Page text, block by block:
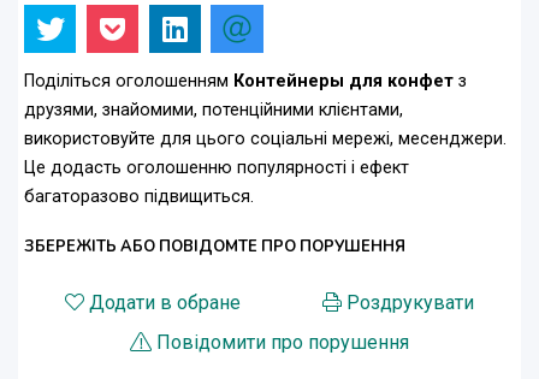
Поділіться оголошенням Контейнеры для конфет з
друзями, знайомими, потенційними клієнтами,
використовуйте для цього соціальні мережі, месенджери.
Це додасть оголошенню популярності і ефект
багаторазово підвищиться.
ЗБЕРЕЖІТЬ АБО ПОВІДОМТЕ ПРО ПОРУШЕННЯ
Додати в обране
Роздрукувати
Повідомити про порушення